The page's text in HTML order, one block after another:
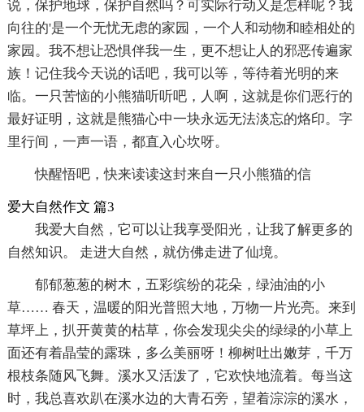
说，保护地球，保护自然吗？可实际行动又是怎样呢？我
向往的'是一个无忧无虑的家园，一个人和动物和睦相处的
家园。我不想让恐惧伴我一生，更不想让人的邪恶传遍家
族！记住我今天说的话吧，我可以等，等待着光明的来
临。一只苦恼的小熊猫听听吧，人啊，这就是你们恶行的
最好证明，这就是熊猫心中一块永远无法淡忘的烙印。字
里行间，一声一语，都直入心坎呀。
快醒悟吧，快来读读这封来自一只小熊猫的信
爱大自然作文 篇3
我爱大自然，它可以让我享受阳光，让我了解更多的
自然知识。 走进大自然，就仿佛走进了仙境。
郁郁葱葱的树木，五彩缤纷的花朵，绿油油的小
草…… 春天，温暖的阳光普照大地，万物一片光亮。来到
草坪上，扒开黄黄的枯草，你会发现尖尖的绿绿的小草上
面还有着晶莹的露珠，多么美丽呀！柳树吐出嫩芽，千万
根枝条随风飞舞。溪水又活泼了，它欢快地流着。每当这
时，我总喜欢趴在溪水边的大青石旁，望着淙淙的溪水，